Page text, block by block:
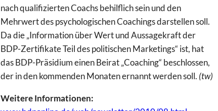
nach qualifizierten Coachs behilflich sein und den
Mehrwert des psychologischen Coachings darstellen soll.
Da die „Information über Wert und Aussagekraft der
BDP-Zertifikate Teil des politischen Marketings“ ist, hat
das BDP-Präsidium einen Beirat „Coaching“ beschlossen,
der in den kommenden Monaten ernannt werden soll. (tw)
Weitere Informationen: